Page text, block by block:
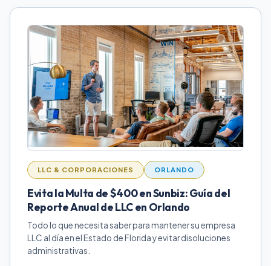
LLC & CORPORACIONES ORLANDO
Evita la Multa de $400 en Sunbiz: Guía del
Reporte Anual de LLC en Orlando
Todo lo que necesita saber para mantener su empresa
LLC al día en el Estado de Florida y evitar disoluciones
administrativas.